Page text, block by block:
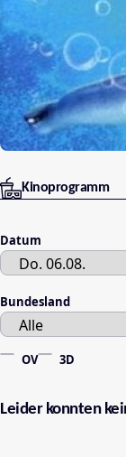
Kinoprogramm
Datum
Bundesland
OV 3D
Leider konnten